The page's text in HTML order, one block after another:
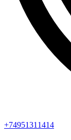
+74951311414